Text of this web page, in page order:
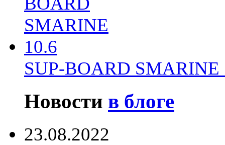
SUP-BOARD
Новости в блоге
23.08.2022